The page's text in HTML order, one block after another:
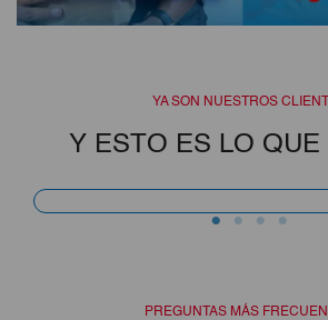
YA SON NUESTROS
Y ESTO ES LO QUE
PREGUNTAS MÁS